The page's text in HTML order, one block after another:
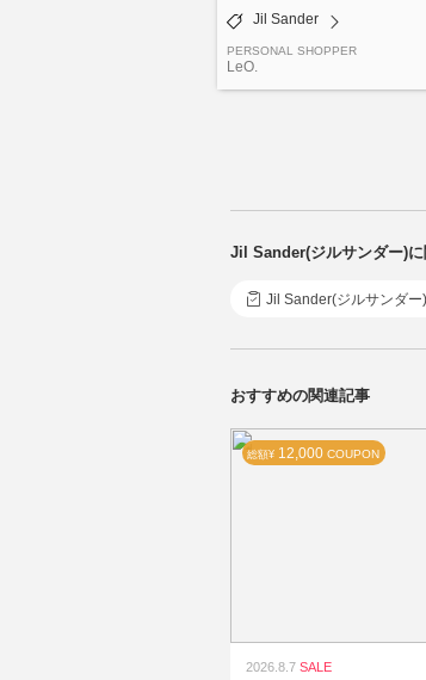
Jil Sander
PERSONAL SHOPPER
LeO.
Jil Sander(ジルサンダー)
Jil Sander(ジルサンダー)
おすすめの関連記事
総額¥ 12,000 COUPON
2026.8.7 SALE